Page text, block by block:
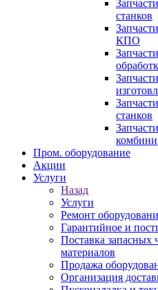
станков
КПО
станков
Пром. оборудование
Акции
Услуги
Назад
Услуги
Ремонт
Гарантийное и
Поставка запасных
материалов
Продажа
Организация